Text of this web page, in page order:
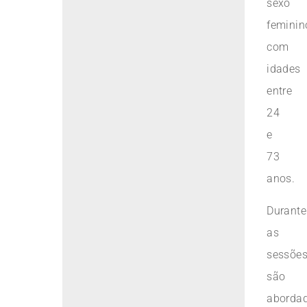
sexo
com
idades
entre
24
e
73
anos.
Durante
as
são